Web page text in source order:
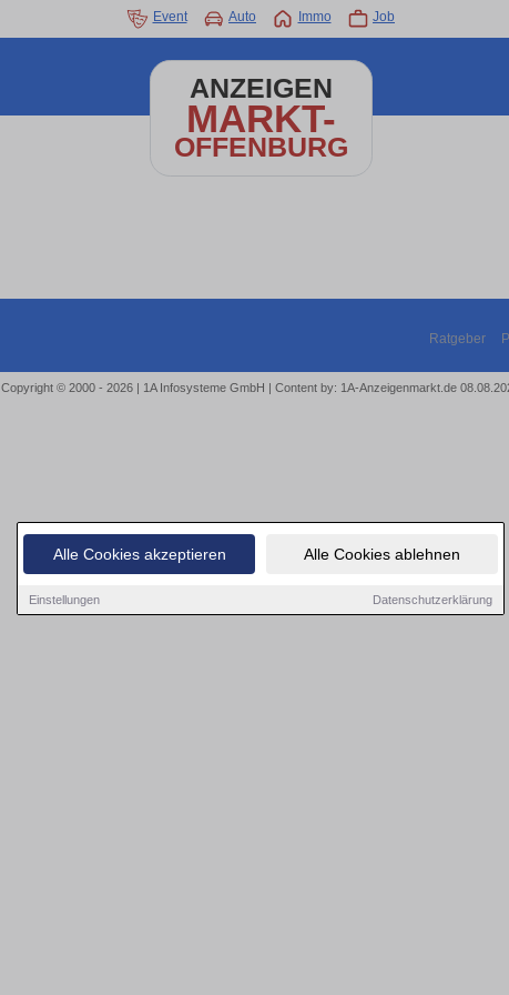
Alle Cookies akzeptieren Alle Cookies ablehnen
Einstellungen Datenschutzerklärung
Event Auto Immo Job
ANZEIGEN
MARKT-
OFFENBURG
Ratgeber
Copyright © 2000 - 2026 | 1A Infosysteme GmbH | Content by: 1A-Anzeigenmarkt.de